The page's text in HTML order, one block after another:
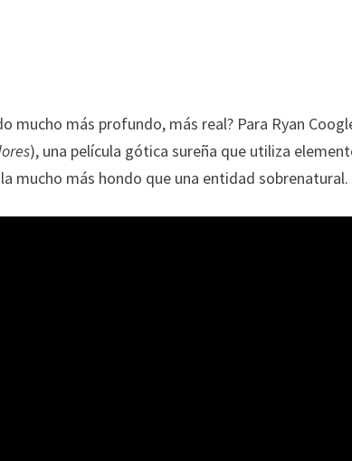
mucho más profundo, más real? Para Ryan
), una película gótica sureña que utiliza
mucho más hondo que una entidad sobrenatural.